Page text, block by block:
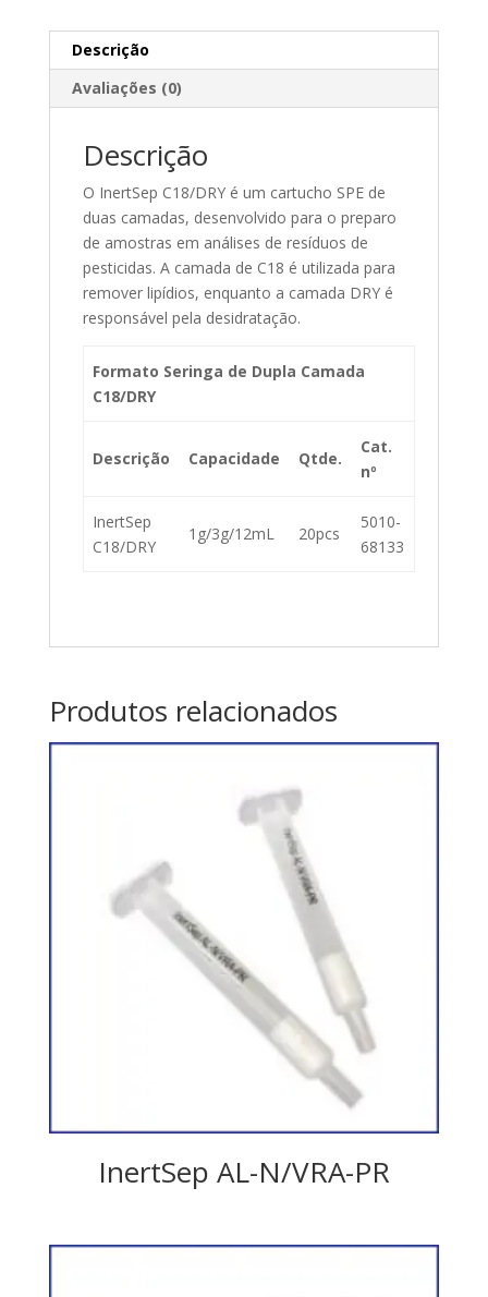
Descrição
Avaliações (0)
Descrição
O InertSep C18/DRY é um cartucho SPE de
duas camadas, desenvolvido para o preparo
de amostras em análises de resíduos de
pesticidas. A camada de C18 é utilizada para
remover lipídios, enquanto a camada DRY é
responsável pela desidratação.
Formato Seringa de Dupla Camada
C18/DRY
Descrição Capacidade Qtde.
Cat.
nº
InertSep
C18/DRY
1g/3g/12mL 20pcs
5010-
68133
Produtos relacionados
InertSep AL-N/VRA-PR